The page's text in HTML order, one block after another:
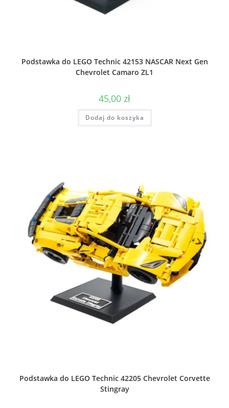
Podstawka do LEGO Technic 42153 NASCAR Next Gen
Chevrolet Camaro ZL1
45,00 zł
Dodaj do koszyka
Podstawka do LEGO Technic 42205 Chevrolet Corvette
Stingray